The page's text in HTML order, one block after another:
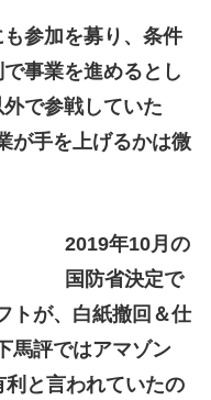
参加を募り、条件
事業を進めるとし
で参戦していた
が手を上げるかは微
2019年10月の
国防省決定で
トが、白紙撤回＆仕
馬評ではアマゾン
と言われていたの